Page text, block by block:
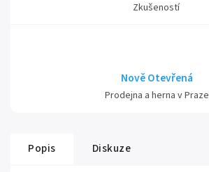
Zkušeností
Nově Otevřená
Prodejna a herna v Praze
Popis Diskuze